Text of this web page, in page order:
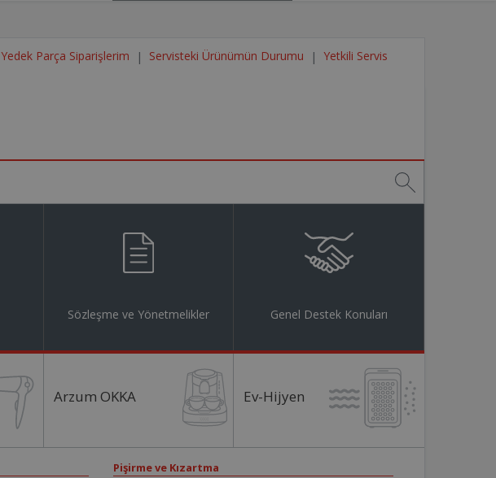
Yedek Parça Siparişlerim Servisteki Ürünümün Durumu Yetkili Servis
Sözleşme ve Yönetmelikler Genel Destek Konuları
Arzum OKKA Ev-Hijyen
Pişirme ve Kızartma